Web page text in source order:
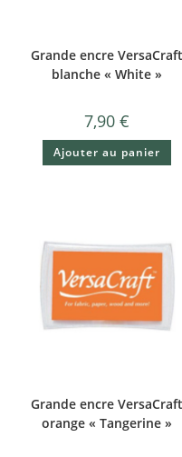
Grande encre VersaCraft
blanche « White »
7,90€
Ajouter au panier
Grande encre VersaCraft
orange « Tangerine »